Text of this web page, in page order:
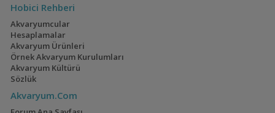
Hobici Rehberi
Akvaryumcular
Hesaplamalar
Akvaryum Ürünleri
Örnek Akvaryum Kurulumları
Akvaryum Kültürü
Sözlük
Akvaryum.Com